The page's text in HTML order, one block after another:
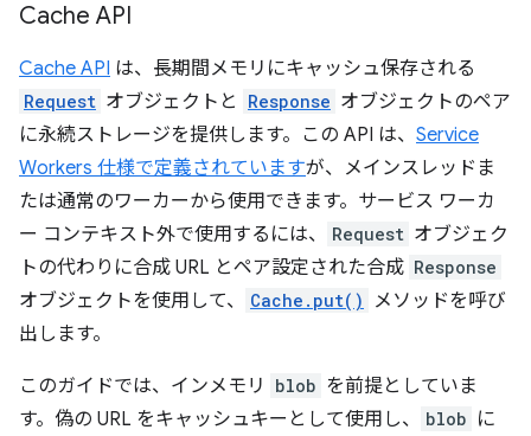
Cache API
Cache API は、長期間メモリにキャッシュ保存される
Request オブジェクトと Response オブジェクトのペア
に永続ストレージを提供します。この API は、 Service
Workers 仕様で定義されていますが、メインスレッドま
たは通常のワーカーから使用できます。サービス ワーカ
ー コンテキスト外で使用するには、
Request オブジェク
トの代わりに合成 URL とペア設定された合成 Response
オブジェクトを使用して、 Cache.put()
メソッドを呼び
出します。
このガイドでは、インメモリ blob を前提としていま
す。偽の URL をキャッシュキーとして使用し、
blob に